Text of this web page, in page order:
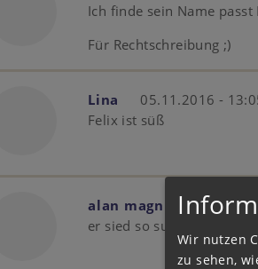
Ich finde sein Name
Für Rechtschreibung ;)
Lina
05.11.2016 -
Felix ist süß
alan magnus mosessey
er sied so sues aus
Wir nutzen
zu sehen,